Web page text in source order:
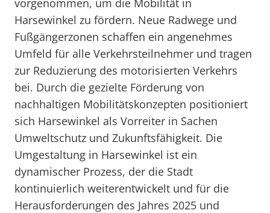
vorgenommen, um die Mobilität in
Harsewinkel zu fördern. Neue Radwege und
Fußgängerzonen schaffen ein angenehmes
Umfeld für alle Verkehrsteilnehmer und tragen
zur Reduzierung des motorisierten Verkehrs
bei. Durch die gezielte Förderung von
nachhaltigen Mobilitätskonzepten positioniert
sich Harsewinkel als Vorreiter in Sachen
Umweltschutz und Zukunftsfähigkeit. Die
Umgestaltung in Harsewinkel ist ein
dynamischer Prozess, der die Stadt
kontinuierlich weiterentwickelt und für die
Herausforderungen des Jahres 2025 und